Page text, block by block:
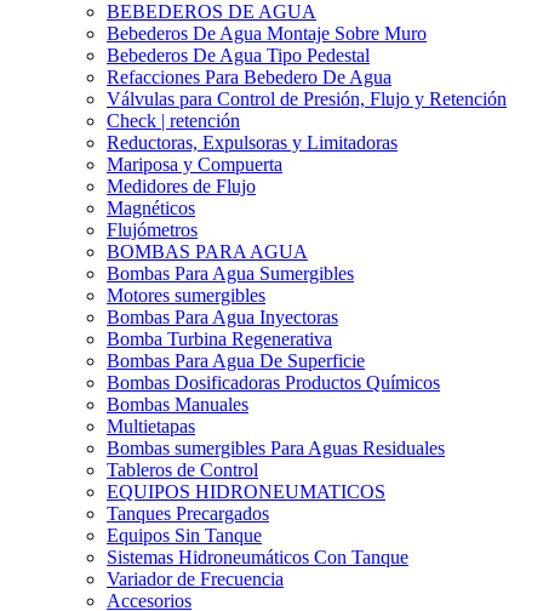
BEBEDEROS DE AGUA
Bebederos De Agua Montaje Sobre Muro
Bebederos De Agua Tipo Pedestal
Refacciones Para Bebedero De Agua
Válvulas para Control de Presión, Flujo y Retención
Check | retención
Reductoras, Expulsoras y Limitadoras
Mariposa y Compuerta
Medidores de Flujo
Magnéticos
Flujómetros
BOMBAS PARA AGUA
Bombas Para Agua Sumergibles
Motores sumergibles
Bombas Para Agua Inyectoras
Bomba Turbina Regenerativa
Bombas Para Agua De Superficie
Bombas Dosificadoras Productos Químicos
Bombas Manuales
Multietapas
Bombas sumergibles Para Aguas Residuales
Tableros de Control
EQUIPOS HIDRONEUMATICOS
Tanques Precargados
Equipos Sin Tanque
Sistemas Hidroneumáticos Con Tanque
Variador de Frecuencia
Accesorios